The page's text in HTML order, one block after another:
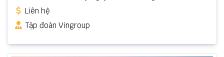
Liên hệ
Tập đoàn Vingroup